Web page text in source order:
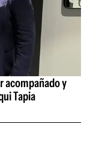
acompañado y
Tapia